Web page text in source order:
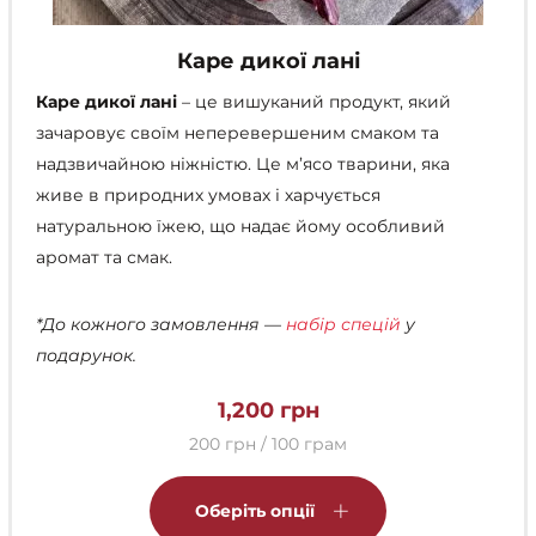
Каре дикої лані
Каре дикої лані – це вишуканий продукт, який
зачаровує своїм неперевершеним смаком та
надзвичайною ніжністю. Це м’ясо тварини, яка
живе в природних умовах і харчується
натуральною їжею, що надає йому особливий
аромат та смак.
*До кожного замовлення — набір спецій у
подарунок.
1,200 грн
200 грн / 100 грам
Оберіть опції